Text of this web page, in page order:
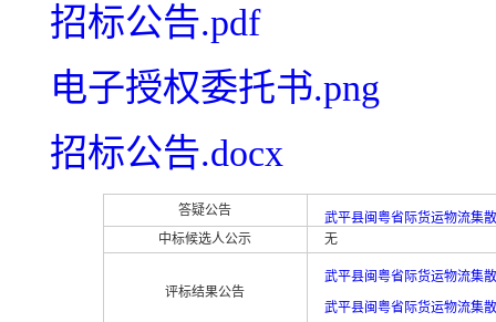
招标公告.pdf
电子授权委托书.png
招标公告.docx
答疑公告
武平县闽粤省际货运物流集
中标候选人公示
无
评标结果公告
武平县闽粤省际货运物流集
武平县闽粤省际货运物流集